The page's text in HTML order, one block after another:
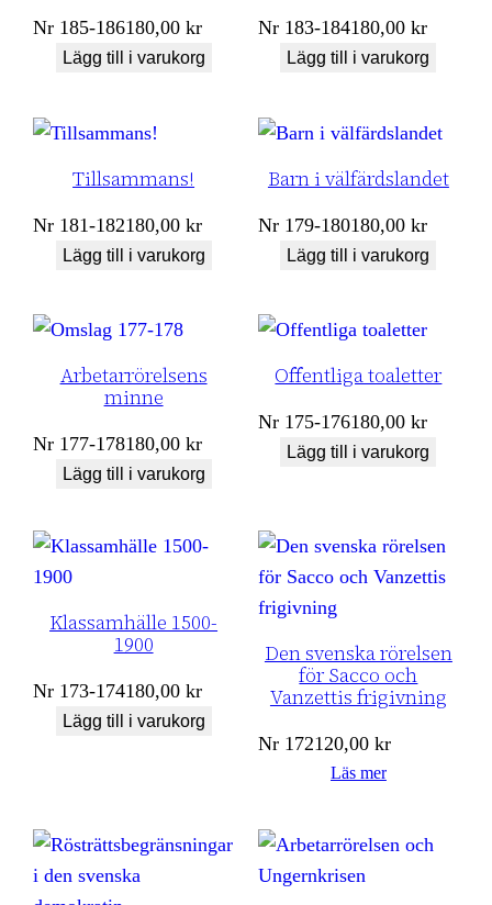
Nr 185-186180,00kr
Lägg till i varukorg
Nr 183-184180,00kr
Lägg till i varukorg
Tillsammans!
Nr 181-182180,00kr
Lägg till i varukorg
Barn i välfärdslandet
Nr 179-180180,00kr
Lägg till i varukorg
Arbetarrörelsens
minne
Nr 177-178180,00kr
Lägg till i varukorg
Offentliga toaletter
Nr 175-176180,00kr
Lägg till i varukorg
Klassamhälle 1500-
1900
Nr 173-174180,00kr
Lägg till i varukorg
Den svenska rörelsen
för Sacco och
Vanzettis frigivning
Nr 172120,00kr
Läs mer